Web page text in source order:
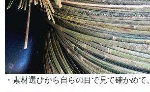
・素材選びから自らの目で見て確かめて。